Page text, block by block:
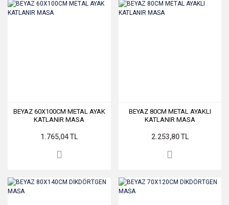
BEYAZ 60X100CM METAL AYAK
KATLANIR MASA
1.765,04 TL
BEYAZ 80CM METAL AYAKLI
KATLANIR MASA
2.253,80 TL